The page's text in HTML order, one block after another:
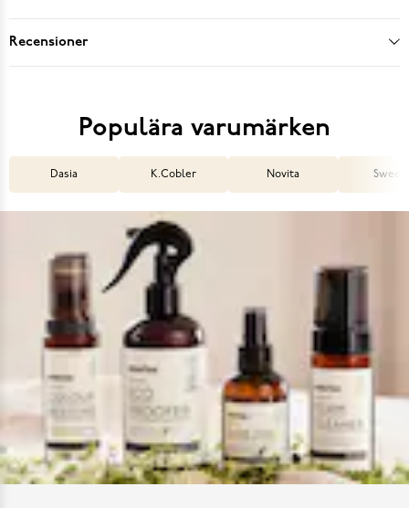
Recensioner
Populära varumärken
Dasia K.Cobler Novita